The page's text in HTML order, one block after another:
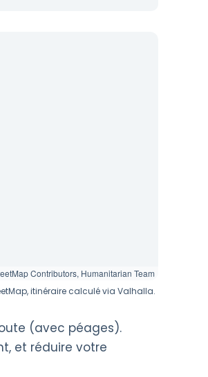
Contributors, Humanitarian Team
itinéraire calculé via Valhalla.
(avec péages).
et réduire votre